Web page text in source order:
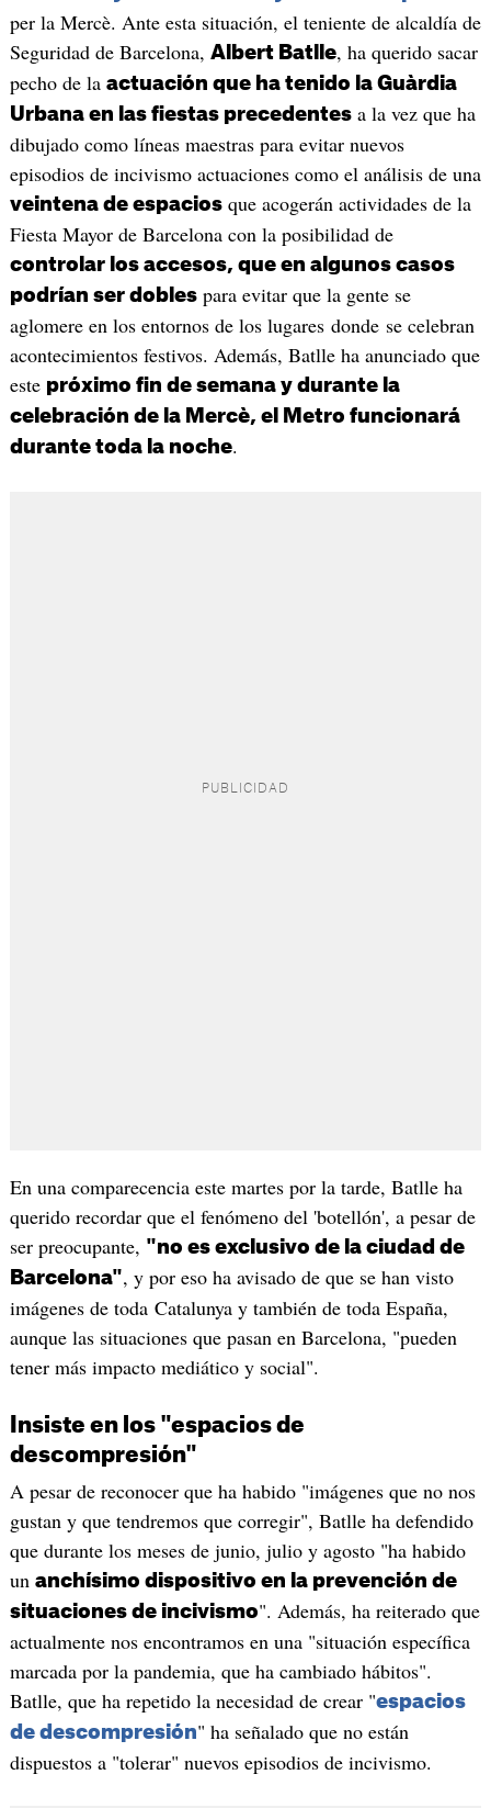
per la Mercè. Ante esta situación, el teniente de alcaldía de
Seguridad de Barcelona, Albert Batlle, ha querido sacar
pecho de la actuación que ha tenido la Guàrdia
Urbana en las fiestas precedentesa la vez que ha
dibujado como líneas maestras para evitar nuevos
episodios de incivismo actuaciones como el análisis de una
veintena de espaciosque acogerán actividades de la
Fiesta Mayor de Barcelona con la posibilidad de
controlar los accesos, que en algunos casos
podrían ser doblespara evitar que la gente se
aglomere en los entornos de los lugares donde se celebran
acontecimientos festivos. Además, Batlle ha anunciado que
este próximo fin de semana y durante la
celebración de la Mercè, el Metro funcionará
durante toda la noche.
En una comparecencia este martes por la tarde, Batlle ha
querido recordar que el fenómeno del 'botellón', a pesar de
ser preocupante, "no es exclusivo de la ciudad de
Barcelona", y por eso ha avisado de que se han visto
imágenes de toda Catalunya y también de toda España,
aunque las situaciones que pasan en Barcelona, "pueden
tener más impacto mediático y social".
Insiste en los "espacios de
descompresión"
A pesar de reconocer que ha habido "imágenes que no nos
gustan y que tendremos que corregir", Batlle ha defendido
que durante los meses de junio, julio y agosto "ha habido
un anchísimo dispositivo en la prevención de
situaciones de incivismo". Además, ha reiterado que
actualmente nos encontramos en una "situación específica
marcada por la pandemia, que ha cambiado hábitos".
Batlle, que ha repetido la necesidad de crear "espacios
de descompresión" ha señalado que no están
dispuestos a "tolerar" nuevos episodios de incivismo.